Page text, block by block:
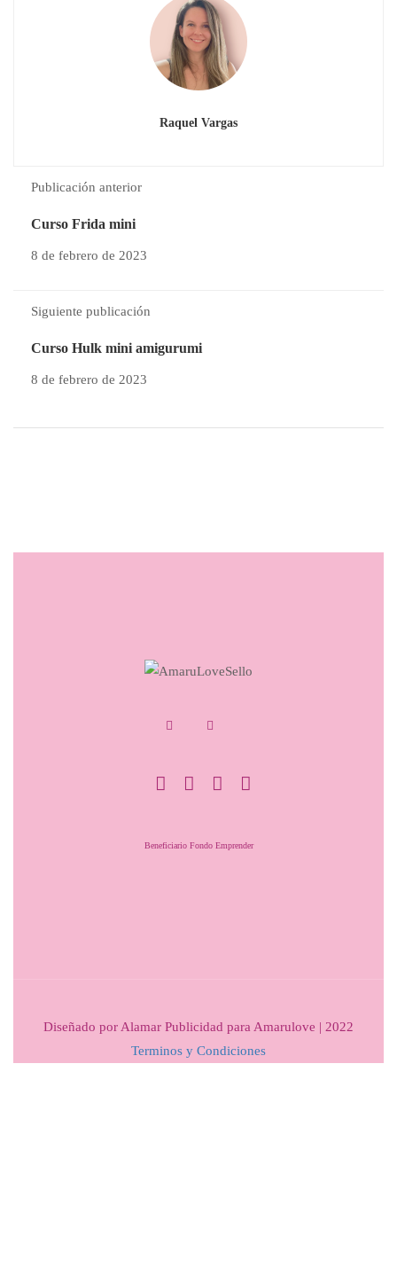
Raquel Vargas
Publicación anterior
Curso Frida mini
8 de febrero de 2023
Siguiente publicación
Curso Hulk mini amigurumi
8 de febrero de 2023
Beneficiario Fondo Emprender
Diseñado por Alamar Publicidad para Amarulove | 2022
Terminos y Condiciones